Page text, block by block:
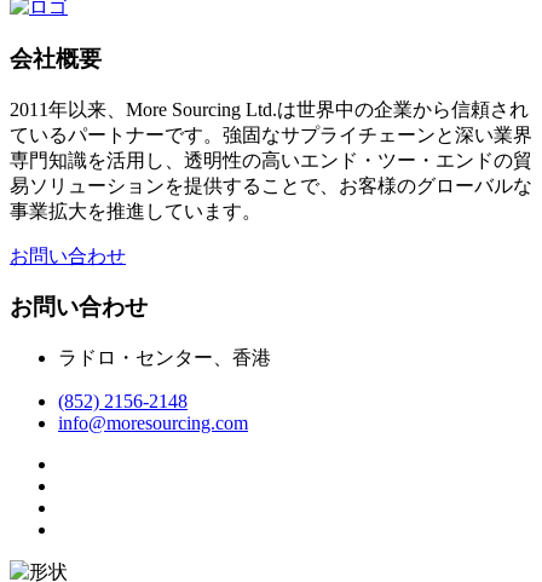
会社概要
2011年以来、More Sourcing Ltd.は世界中の企業から信頼され
ているパートナーです。強固なサプライチェーンと深い業界
専門知識を活用し、透明性の高いエンド・ツー・エンドの貿
易ソリューションを提供することで、お客様のグローバルな
事業拡大を推進しています。
お問い合わせ
お問い合わせ
ラドロ・センター、香港
(852) 2156-2148
info@moresourcing.com